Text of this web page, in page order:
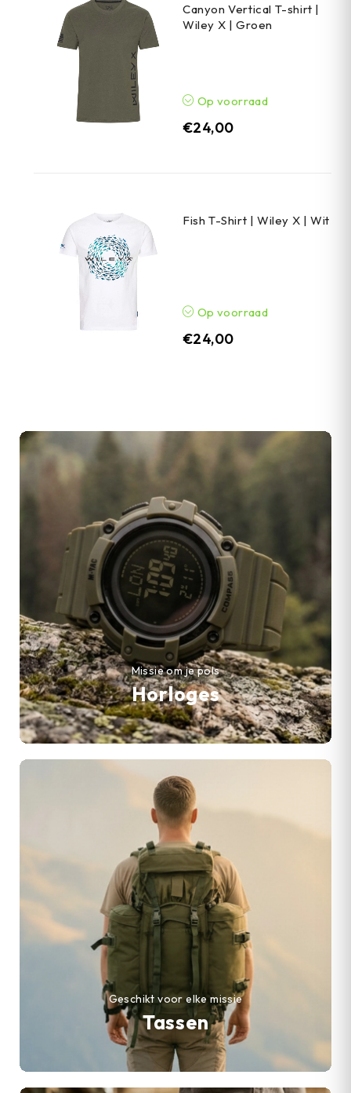
Canyon Vertical T-shirt |
Wiley X | Groen
Op voorraad
€24,00
Fish T-Shirt | Wiley X | Wit
Op voorraad
€24,00
Horloges
Missie om je pols
Tassen
Geschikt voor elke missie